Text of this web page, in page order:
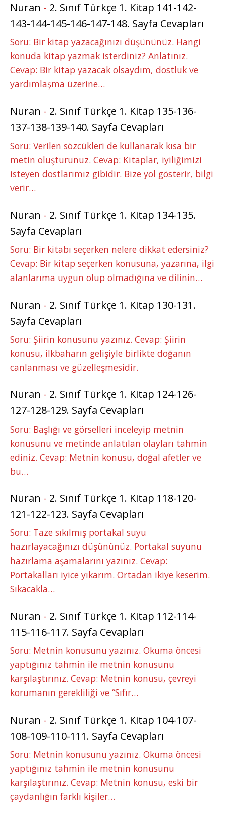
Nuran - 2. Sınıf Türkçe 1. Kitap 141-142-
143-144-145-146-147-148. Sayfa Cevapları
Soru: Bir kitap yazacağınızı düşününüz. Hangi
konuda kitap yazmak isterdiniz? Anlatınız.
Cevap: Bir kitap yazacak olsaydım, dostluk ve
yardımlaşma üzerine…
Nuran - 2. Sınıf Türkçe 1. Kitap 135-136-
137-138-139-140. Sayfa Cevapları
Soru: Verilen sözcükleri de kullanarak kısa bir
metin oluşturunuz. Cevap: Kitaplar, iyiliğimizi
isteyen dostlarımız gibidir. Bize yol gösterir, bilgi
verir…
Nuran - 2. Sınıf Türkçe 1. Kitap 134-135.
Sayfa Cevapları
Soru: Bir kitabı seçerken nelere dikkat edersiniz?
Cevap: Bir kitap seçerken konusuna, yazarına, ilgi
alanlarıma uygun olup olmadığına ve dilinin…
Nuran - 2. Sınıf Türkçe 1. Kitap 130-131.
Sayfa Cevapları
Soru: Şiirin konusunu yazınız. Cevap: Şiirin
konusu, ilkbaharın gelişiyle birlikte doğanın
canlanması ve güzelleşmesidir.
Nuran - 2. Sınıf Türkçe 1. Kitap 124-126-
127-128-129. Sayfa Cevapları
Soru: Başlığı ve görselleri inceleyip metnin
konusunu ve metinde anlatılan olayları tahmin
ediniz. Cevap: Metnin konusu, doğal afetler ve
bu…
Nuran - 2. Sınıf Türkçe 1. Kitap 118-120-
121-122-123. Sayfa Cevapları
Soru: Taze sıkılmış portakal suyu
hazırlayacağınızı düşününüz. Portakal suyunu
hazırlama aşamalarını yazınız. Cevap:
Portakalları iyice yıkarım. Ortadan ikiye keserim.
Sıkacakla…
Nuran - 2. Sınıf Türkçe 1. Kitap 112-114-
115-116-117. Sayfa Cevapları
Soru: Metnin konusunu yazınız. Okuma öncesi
yaptığınız tahmin ile metnin konusunu
karşılaştırınız. Cevap: Metnin konusu, çevreyi
korumanın gerekliliği ve “Sıfır…
Nuran - 2. Sınıf Türkçe 1. Kitap 104-107-
108-109-110-111. Sayfa Cevapları
Soru: Metnin konusunu yazınız. Okuma öncesi
yaptığınız tahmin ile metnin konusunu
karşılaştırınız. Cevap: Metnin konusu, eski bir
çaydanlığın farklı kişiler…